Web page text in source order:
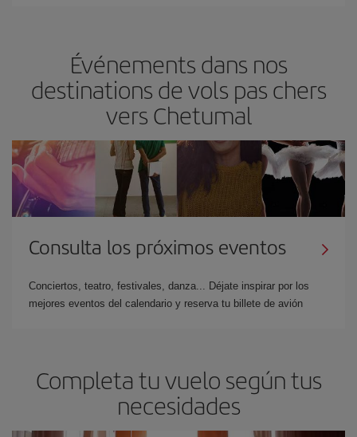
Événements dans nos
destinations de vols pas chers
vers Chetumal
Consulta los próximos eventos
Conciertos, teatro, festivales, danza... Déjate inspirar por los
mejores eventos del calendario y reserva tu billete de avión
Completa tu vuelo según tus
necesidades